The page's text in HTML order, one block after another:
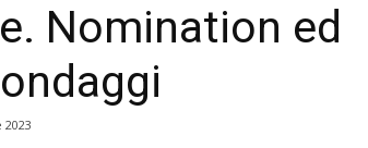
Nomination ed